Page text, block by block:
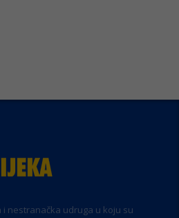
nestranačka udruga u koju su